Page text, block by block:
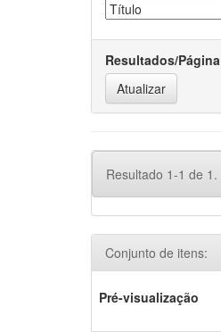
Resultados/Página
Resultado 1-1 de 1.
Conjunto de itens:
Pré-visualização